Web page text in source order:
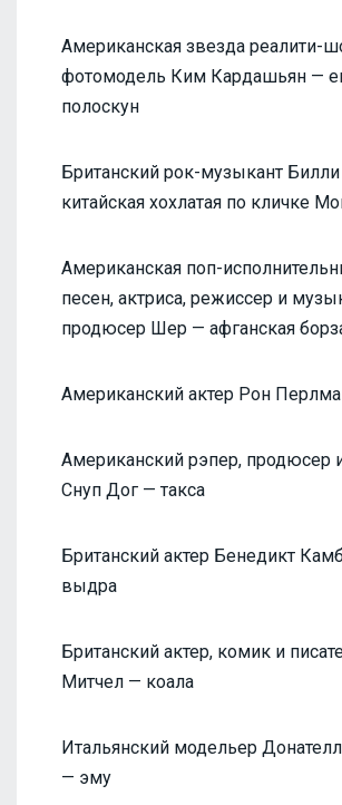
Американская звезда реалити-
фотомодель Ким Кардашьян —
полоскун
Британский рок-музыкант
китайская хохлатая по кличке
Американская поп-
песен, актриса, режиссер и
продюсер Шер — афганская
Американский актер Рон
Американский рэпер, продюсер
Снуп Дог — такса
Британский актер Бенедикт
выдра
Британский актер, комик и
Митчел — коала
Итальянский модельер
— эму